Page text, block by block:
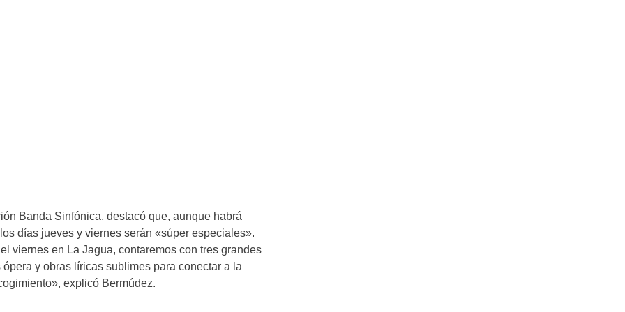
Banda Sinfónica, destacó que, aunque habrá
días jueves y viernes serán «súper especiales».
viernes en La Jagua, contaremos con tres grandes
y obras líricas sublimes para conectar a la
explicó Bermúdez.